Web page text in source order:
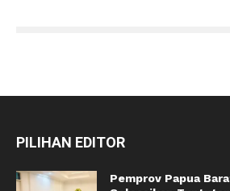
PILIHAN EDITOR
Pemprov Papua